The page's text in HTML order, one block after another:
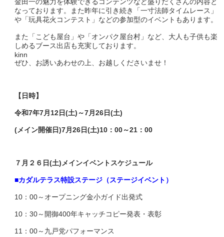
なっております。また昨年に引き続き「一寸法師タイムレース」
や「玩具花火コンテスト」などの参加型のイベントもあります。
また「こども屋台」や「オンパク屋台村」など、大人も子供も楽
しめるブース出店も充実しております。
kinn
ぜひ、お誘いあわせの上、お越しくださいませ！
【日時】
令和7年7月12日(土)～7月26日(土)
(メイン開催日)7月26日(土)10：00～21：00
７月２６日(土)メインイベントスケジュール
■カダルテラス特設ステージ（ステージイベント）
10：00～オープニング金小ガイド出発式
10：30～開御400年キャッチコピー発表・表彰
11：00～九戸党パフォーマンス